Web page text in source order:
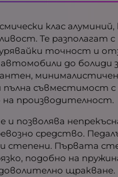
клас
Те разполагат с
точност и
автомобили до болиди
съвместимост с
на производителност.
и позволява
средство.
степени. Първата
подобно на
щракване.